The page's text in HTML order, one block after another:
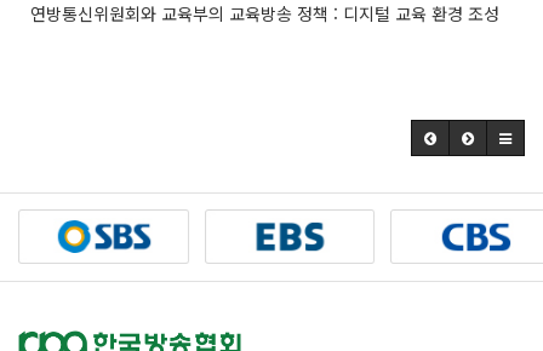
연방통신위원회와 교육부의 교육방송 정책 : 디지털 교육 환경 조성